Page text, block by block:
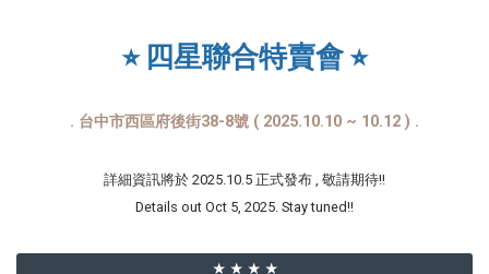
⭐︎ 四星聯合特賣會 ⭐︎
. 台中市西區府後街38-8號 ( 2025.10.10 ~ 10.12 ) .
詳細資訊將於 2025.10.5 正式發布 , 敬請期待!!
Details out Oct 5, 2025. Stay tuned!!
★ ★ ★ ★